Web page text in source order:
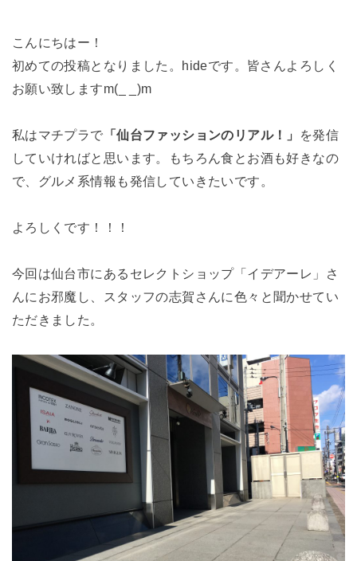
こんにちはー！
初めての投稿となりました。hideです。皆さんよろしく
お願い致しますm(_ _)m
私はマチプラで 「仙台ファッションのリアル！」
を発信
していければと思います。もちろん食とお酒も好きなの
で、グルメ系情報も発信していきたいです。
よろしくです！！！
今回は仙台市にあるセレクトショップ「イデアーレ」さ
んにお邪魔し、スタッフの志賀さんに色々と聞かせてい
ただきました。